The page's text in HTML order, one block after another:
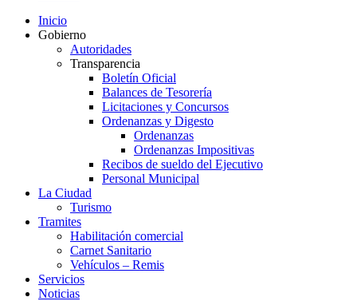
Inicio
Gobierno
Autoridades
Transparencia
Boletín Oficial
Balances de Tesorería
Licitaciones y Concursos
Ordenanzas y Digesto
Ordenanzas
Ordenanzas Impositivas
Recibos de sueldo del Ejecutivo
Personal Municipal
La Ciudad
Turismo
Tramites
Habilitación comercial
Carnet Sanitario
Vehículos – Remis
Servicios
Noticias